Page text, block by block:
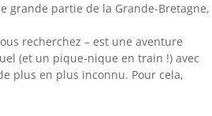
grande partie de la Grande-Bretagne,
recherchez – est une aventure
(et un pique-nique en train !) avec
plus en plus inconnu. Pour cela,